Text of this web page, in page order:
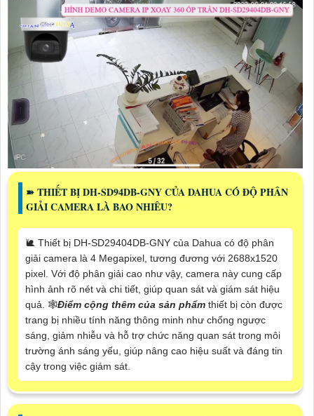
➽ THIẾT BỊ DH-SD94DB-GNY CỦA DAHUA CÓ ĐỘ PHÂN
GIẢI CAMERA LÀ BAO NHIÊU?
🐌 Thiết bị DH-SD29404DB-GNY của Dahua có độ phân
giải camera là 4 Megapixel, tương đương với 2688x1520
pixel. Với độ phân giải cao như vậy, camera này cung cấp
hình ảnh rõ nét và chi tiết, giúp quan sát và giám sát hiệu
quả. 🕸️Điểm cộng thêm của sản phẩm thiết bị còn được
trang bị nhiều tính năng thông minh như chống ngược
sáng, giảm nhiễu và hỗ trợ chức năng quan sát trong môi
trường ánh sáng yếu, giúp nâng cao hiệu suất và đáng tin
cậy trong việc giám sát.